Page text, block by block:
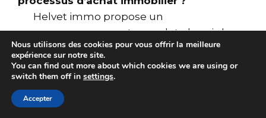
Helvet immo propose un
accompagnement complet, depuis la
définition du projet jusqu’au suivi post-
achat, en passant par la recherche
personnalisée, le conseil financier, et
la négociation, assurant une
Nous utilisons des cookies pour vous offrir la meilleure
expérience sur notre site.
You can find out more about which cookies we are using or
switch them off in settings.
Accepter